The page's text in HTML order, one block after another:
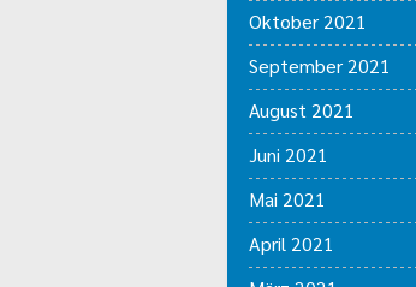
Oktober 2021
September 2021
August 2021
Juni 2021
Mai 2021
April 2021